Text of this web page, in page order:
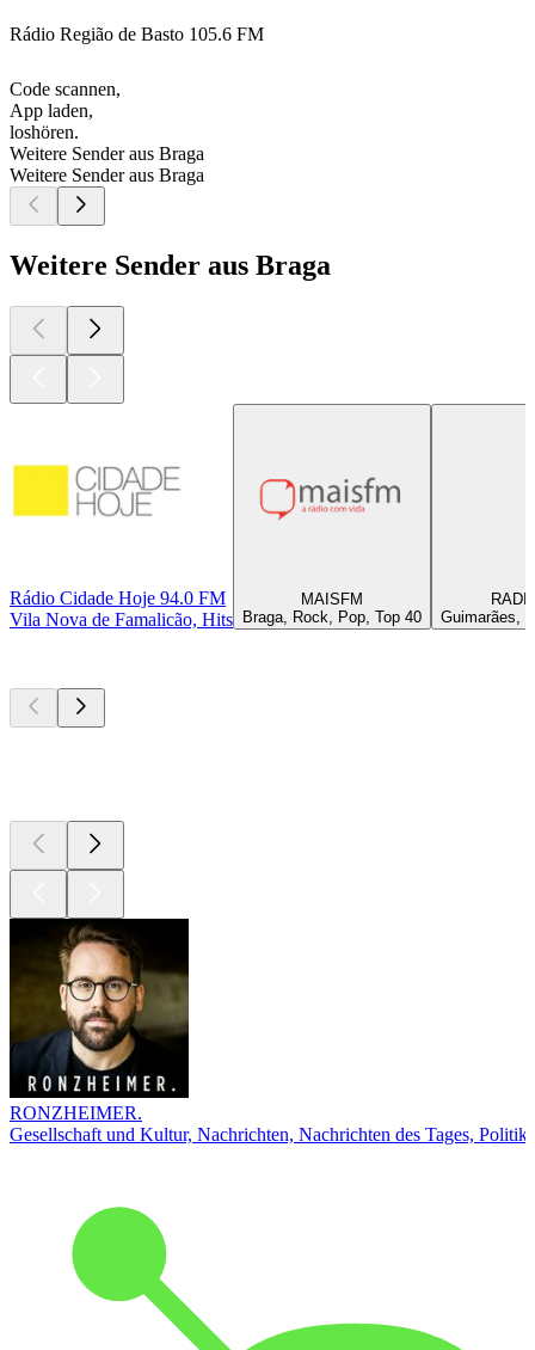
Rádio Região de Basto 105.6 FM
Code scannen,
App laden,
loshören.
Weitere Sender aus Braga
Weitere Sender aus Braga
Weitere Sender aus Braga
Rádio Cidade Hoje 94.0 FM
Vila Nova de Famalicão, Hits
MAISFM
Braga, Rock, Pop, Top 40
Guimarães,
RONZHEIMER.
Gesellschaft und Kultur, Nachrichten, Nachrichten des Tages, Politik